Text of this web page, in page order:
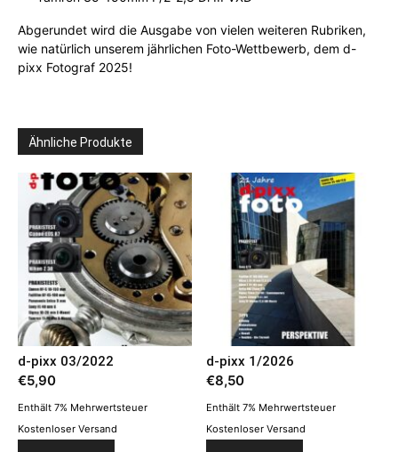
Abgerundet wird die Ausgabe von vielen weiteren Rubriken,
wie natürlich unserem jährlichen Foto-Wettbewerb, dem d-
pixx Fotograf 2025!
Ähnliche Produkte
d-pixx 03/2022
€5,90
Enthält 7% Mehrwertsteuer
Kostenloser Versand
d-pixx 1/2026
€8,50
Enthält 7% Mehrwertsteuer
Kostenloser Versand